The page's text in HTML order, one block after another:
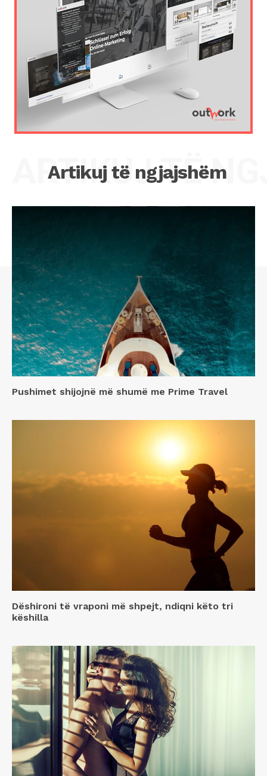
Artikuj të ngjajshëm
ARTIKUJ TË
Pushimet shijojnë më shumë me Prime Travel
Dëshironi të vraponi më shpejt, ndiqni këto tri
këshilla